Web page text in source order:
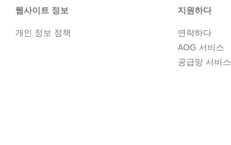
웹사이트 정보
개인 정보 정책
지원하다
연락하다
AOG 서비스
공급망 서비스